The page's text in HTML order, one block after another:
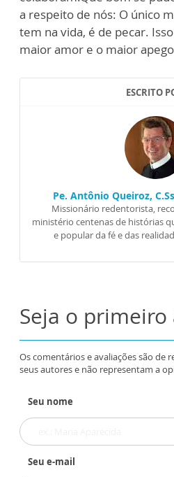
a respeito de nós: O único
tem na vida, é de pecar.
maior amor e o maior
ESCRITO
Pe. Antônio Queiroz,
Missionário redentorista,
ministério centenas de histórias
e popular da fé e das
Seja o
Os comentários e avaliações são de
seus autores e não representam a
Seu nome
Seu e-mail